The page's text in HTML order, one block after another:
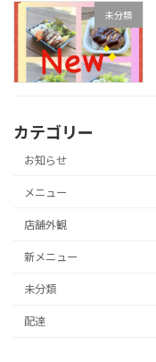
未分類
カテゴリー
お知らせ
メニュー
店舗外観
新メニュー
未分類
配達